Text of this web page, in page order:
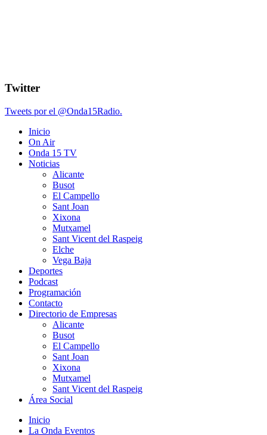
Twitter
Tweets por el @Onda15Radio.
Inicio
On Air
Onda 15 TV
Noticias
Alicante
Busot
El Campello
Sant Joan
Xixona
Mutxamel
Sant Vicent del Raspeig
Elche
Vega Baja
Deportes
Podcast
Programación
Contacto
Directorio de Empresas
Alicante
Busot
El Campello
Sant Joan
Xixona
Mutxamel
Sant Vicent del Raspeig
Área Social
Inicio
La Onda Eventos